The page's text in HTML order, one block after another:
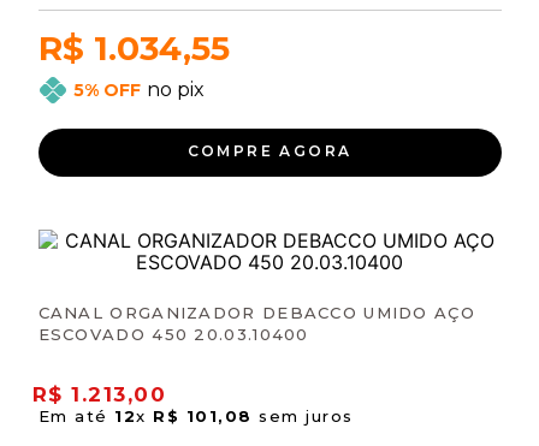
R$ 1.034,55
5% OFF no pix
COMPRE AGORA
CANAL ORGANIZADOR DEBACCO UMIDO AÇO
ESCOVADO 450 20.03.10400
R$ 1 .213,00
Em até 12x R$ 101, 08 sem juros